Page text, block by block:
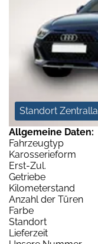
Standort
Allgemeine Daten:
Fahrzeugtyp
Karosserieform
Erst-Zul.
Getriebe
Kilometerstand
Anzahl der Türen
Farbe
Standort
Lieferzeit